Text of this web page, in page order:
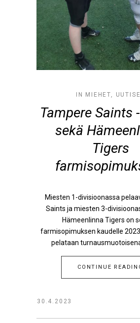
IN MIEHET,
Tampere Saints
sekä
Tigers
Miesten 1-divisioonassa
Saints ja miesten 3-
Hämeenlinna Tigers on
farmisopimuksen kaudelle
pelataan turnausmuotoisena
CONTINUE
30.4.2023